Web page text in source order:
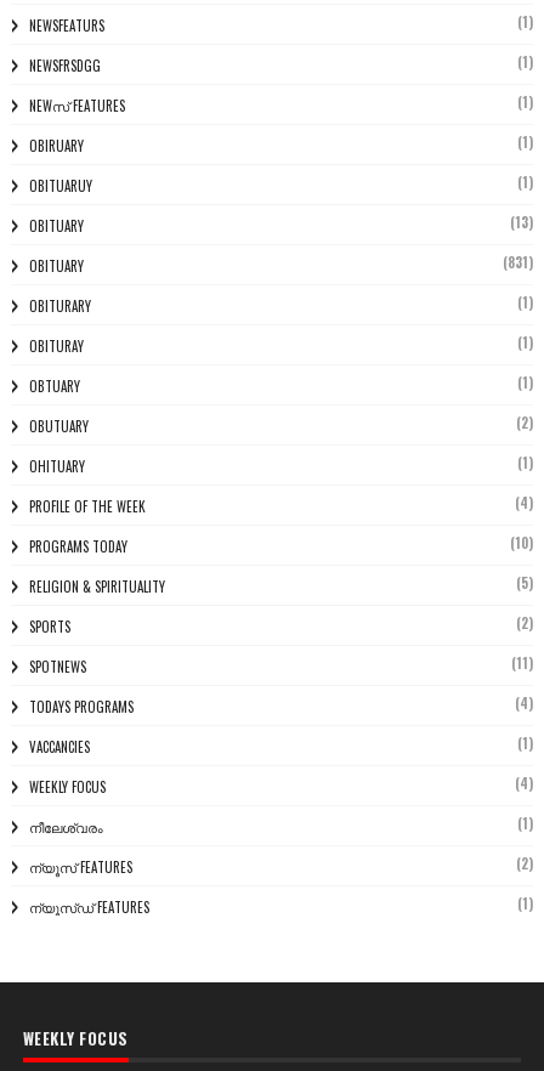
NEWSFEATURS (1)
NEWSFRSDGG (1)
NEWസ് FEATURES (1)
OBIRUARY (1)
OBITUARUY (1)
OBITUARY (13)
OBITUARY (831)
OBITURARY (1)
OBITURAY (1)
OBTUARY (1)
OBUTUARY (2)
OHITUARY (1)
PROFILE OF THE WEEK (4)
PROGRAMS TODAY (10)
RELIGION & SPIRITUALITY (5)
SPORTS (2)
SPOTNEWS (11)
TODAYS PROGRAMS (4)
VACCANCIES (1)
WEEKLY FOCUS (4)
നീലേശ്വരം (1)
ന്യൂസ് FEATURES (2)
ന്യൂസ്ഡ് FEATURES (1)
WEEKLY FOCUS